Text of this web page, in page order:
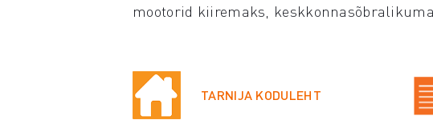
mootorid kiiremaks,
TARNIJA KODULEHT